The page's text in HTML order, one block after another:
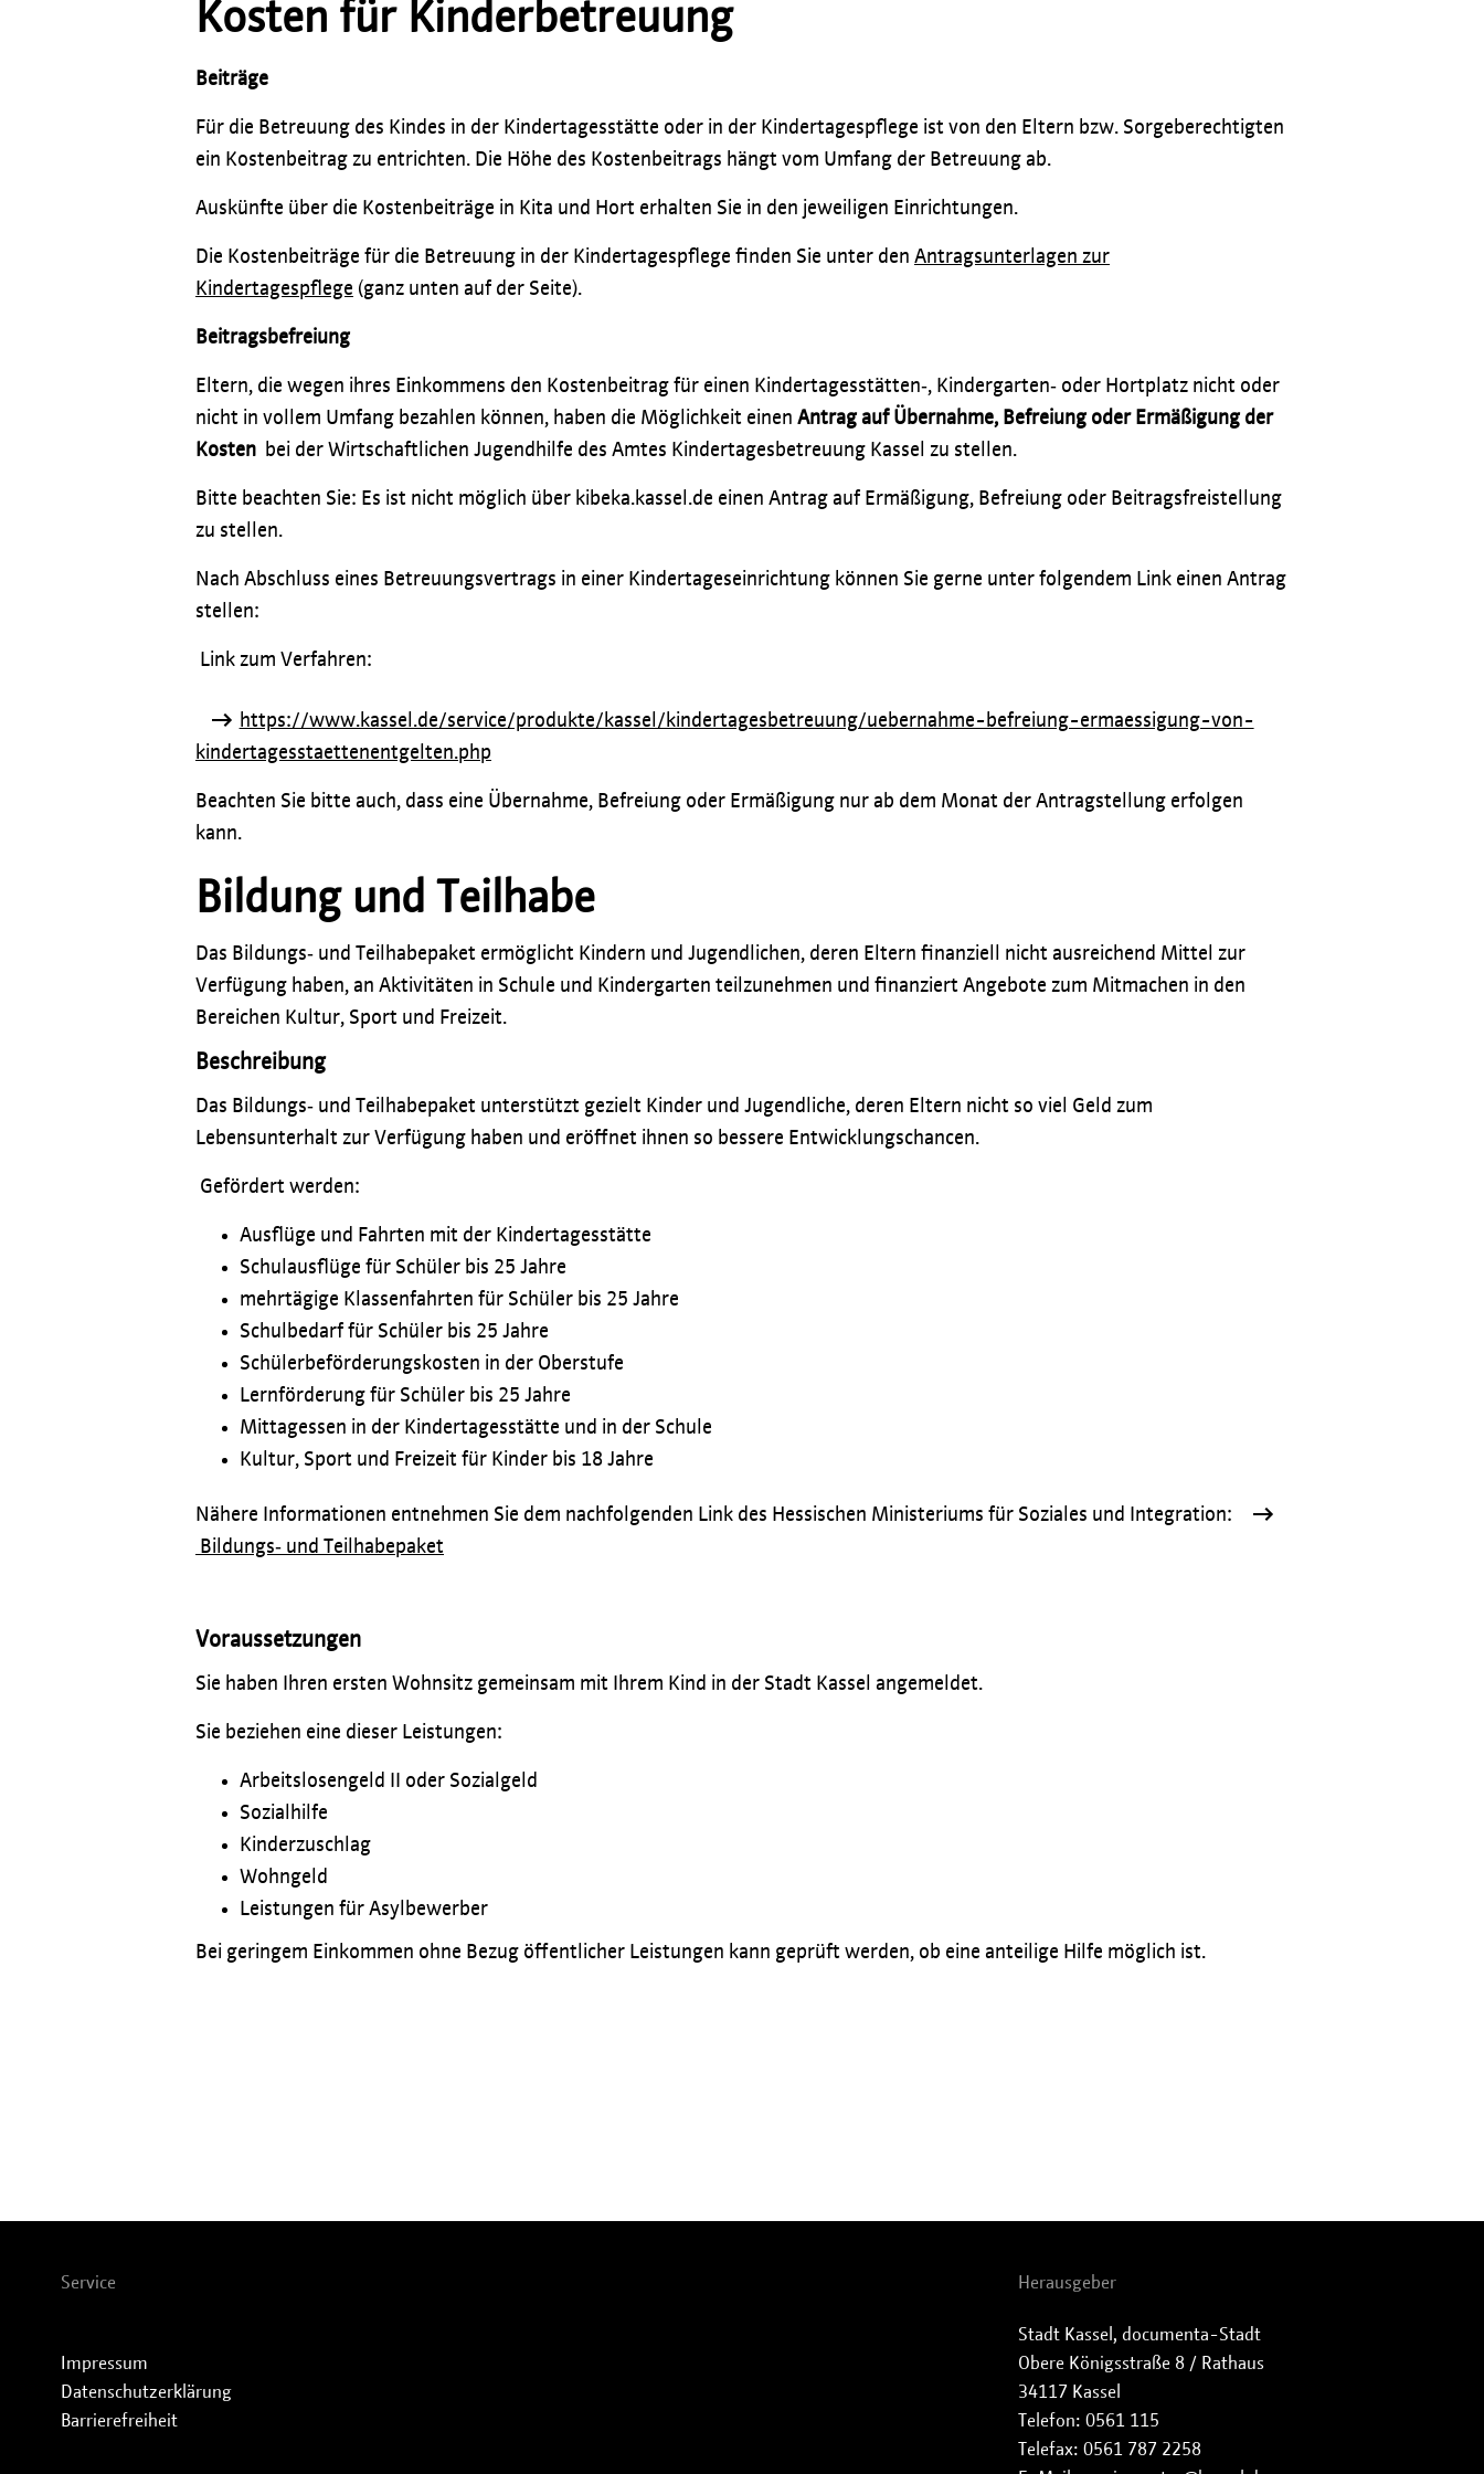
Kosten für Kinderbetreuung
Beiträge
Für die Betreuung des Kindes in der Kindertagesstätte oder in der Kindertagespflege ist von den Eltern bzw. Sorgeberechtigten
ein Kostenbeitrag zu entrichten. Die Höhe des Kostenbeitrags hängt vom Umfang der Betreuung ab.
Auskünfte über die Kostenbeiträge in Kita und Hort erhalten Sie in den jeweiligen Einrichtungen.
Die Kostenbeiträge für die Betreuung in der Kindertagespflege finden Sie unter den Antragsunterlagen zur
Kindertagespflege (ganz unten auf der Seite).
Beitragsbefreiung
Eltern, die wegen ihres Einkommens den Kostenbeitrag für einen Kindertagesstätten‐, Kindergarten‐ oder Hortplatz nicht oder
nicht in vollem Umfang bezahlen können, haben die Möglichkeit einen Antrag auf Übernahme, Befreiung oder Ermäßigung der
Kosten bei der Wirtschaftlichen Jugendhilfe des Amtes Kindertagesbetreuung Kassel zu stellen.
Bitte beachten Sie: Es ist nicht möglich über kibeka.kassel.de einen Antrag auf Ermäßigung, Befreiung oder Beitragsfreistellung
zu stellen.
Nach Abschluss eines Betreuungsvertrags in einer Kindertageseinrichtung können Sie gerne unter folgendem Link einen Antrag
stellen:
Link zum Verfahren:
https://www.kassel.de/service/produkte/kassel/kindertagesbetreuung/uebernahme-befreiung-ermaessigung-von-
kindertagesstaettenentgelten.php
Beachten Sie bitte auch, dass eine Übernahme, Befreiung oder Ermäßigung nur ab dem Monat der Antragstellung erfolgen
kann.
Bildung und Teilhabe
Das Bildungs‐ und Teilhabepaket ermöglicht Kindern und Jugendlichen, deren Eltern finanziell nicht ausreichend Mittel zur
Verfügung haben, an Aktivitäten in Schule und Kindergarten teilzunehmen und finanziert Angebote zum Mitmachen in den
Bereichen Kultur, Sport und Freizeit.
Beschreibung
Das Bildungs‐ und Teilhabepaket unterstützt gezielt Kinder und Jugendliche, deren Eltern nicht so viel Geld zum
Lebensunterhalt zur Verfügung haben und eröffnet ihnen so bessere Entwicklungschancen.
Gefördert werden:
Ausflüge und Fahrten mit der Kindertagesstätte
Schulausflüge für Schüler bis 25 Jahre
mehrtägige Klassenfahrten für Schüler bis 25 Jahre
Schulbedarf für Schüler bis 25 Jahre
Schülerbeförderungskosten in der Oberstufe
Lernförderung für Schüler bis 25 Jahre
Mittagessen in der Kindertagesstätte und in der Schule
Kultur, Sport und Freizeit für Kinder bis 18 Jahre
Nähere Informationen entnehmen Sie dem nachfolgenden Link des Hessischen Ministeriums für Soziales und Integration:
Bildungs‐ und Teilhabepaket
Voraussetzungen
Sie haben Ihren ersten Wohnsitz gemeinsam mit Ihrem Kind in der Stadt Kassel angemeldet.
Sie beziehen eine dieser Leistungen:
Arbeitslosengeld II oder Sozialgeld
Sozialhilfe
Kinderzuschlag
Wohngeld
Leistungen für Asylbewerber
Bei geringem Einkommen ohne Bezug öffentlicher Leistungen kann geprüft werden, ob eine anteilige Hilfe möglich ist.
Service
Impressum
Datenschutzerklärung
Barrierefreiheit
Herausgeber
Stadt Kassel, documenta-Stadt
Obere Königsstraße 8 / Rathaus
34117 Kassel
Telefon: 0561 115
Telefax: 0561 787 2258